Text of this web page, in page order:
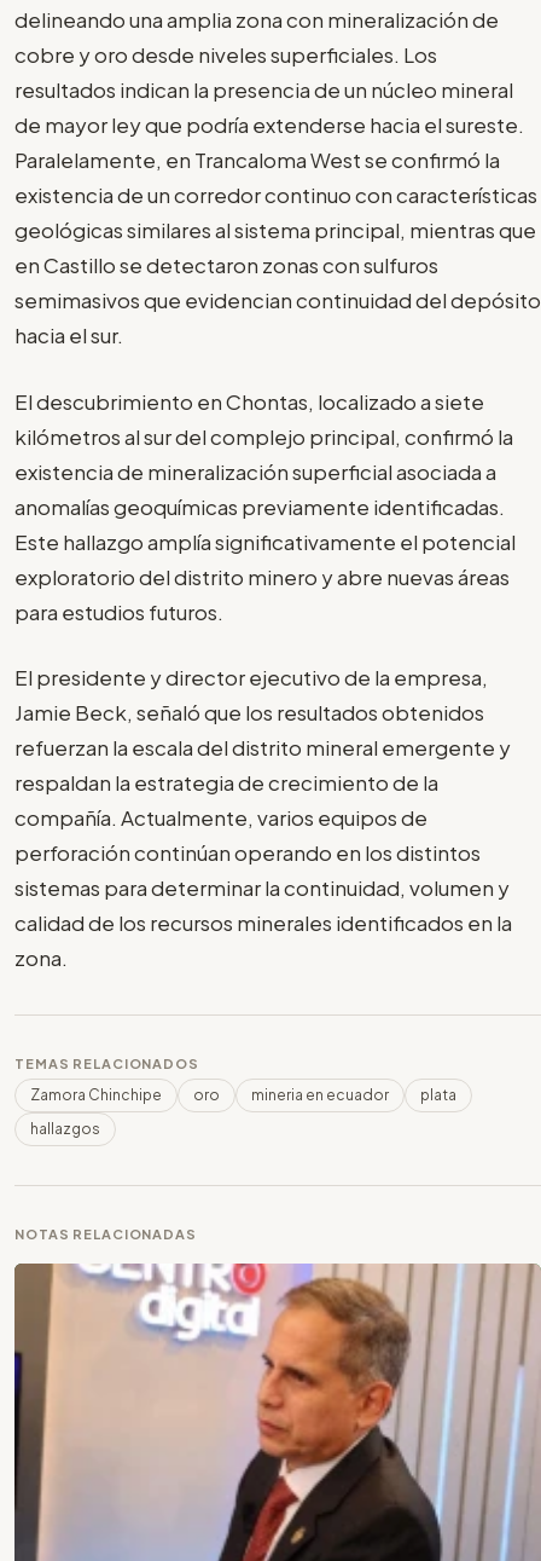
delineando una amplia zona con mineralización de
cobre y oro desde niveles superficiales. Los
resultados indican la presencia de un núcleo mineral
de mayor ley que podría extenderse hacia el sureste.
Paralelamente, en Trancaloma West se confirmó la
existencia de un corredor continuo con características
geológicas similares al sistema principal, mientras que
en Castillo se detectaron zonas con sulfuros
semimasivos que evidencian continuidad del depósito
hacia el sur.
El descubrimiento en Chontas, localizado a siete
kilómetros al sur del complejo principal, confirmó la
existencia de mineralización superficial asociada a
anomalías geoquímicas previamente identificadas.
Este hallazgo amplía significativamente el potencial
exploratorio del distrito minero y abre nuevas áreas
para estudios futuros.
El presidente y director ejecutivo de la empresa,
Jamie Beck, señaló que los resultados obtenidos
refuerzan la escala del distrito mineral emergente y
respaldan la estrategia de crecimiento de la
compañía. Actualmente, varios equipos de
perforación continúan operando en los distintos
sistemas para determinar la continuidad, volumen y
calidad de los recursos minerales identificados en la
zona.
TEMAS RELACIONADOS
Zamora Chinchipe oro mineria en ecuador
plata
hallazgos
NOTAS RELACIONADAS